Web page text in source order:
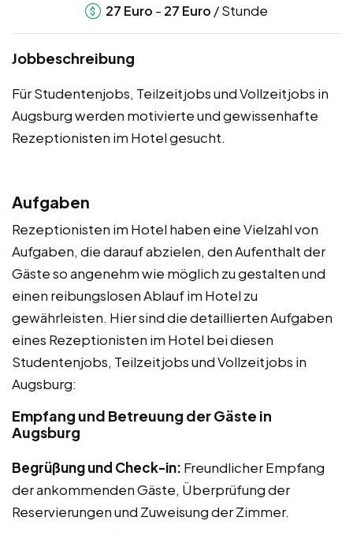
27 Euro - 27 Euro / Stunde
Jobbeschreibung
Für Studentenjobs, Teilzeitjobs und Vollzeitjobs in
Augsburg werden motivierte und gewissenhafte
Rezeptionisten im Hotel gesucht.
Aufgaben
Rezeptionisten im Hotel haben eine Vielzahl von
Aufgaben, die darauf abzielen, den Aufenthalt der
Gäste so angenehm wie möglich zu gestalten und
einen reibungslosen Ablauf im Hotel zu
gewährleisten. Hier sind die detaillierten Aufgaben
eines Rezeptionisten im Hotel bei diesen
Studentenjobs, Teilzeitjobs und Vollzeitjobs in
Augsburg:
Empfang und Betreuung der Gäste in
Augsburg
Begrüßung und Check-in: Freundlicher Empfang
der ankommenden Gäste, Überprüfung der
Reservierungen und Zuweisung der Zimmer.